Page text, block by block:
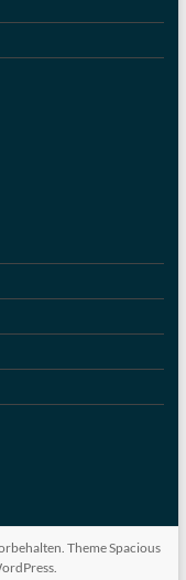
ThemeSpacious
.